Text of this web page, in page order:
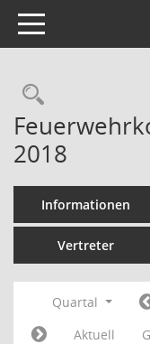
Toggle navigation
2018
Informationen
Vertreter
Quartal
Aktuell